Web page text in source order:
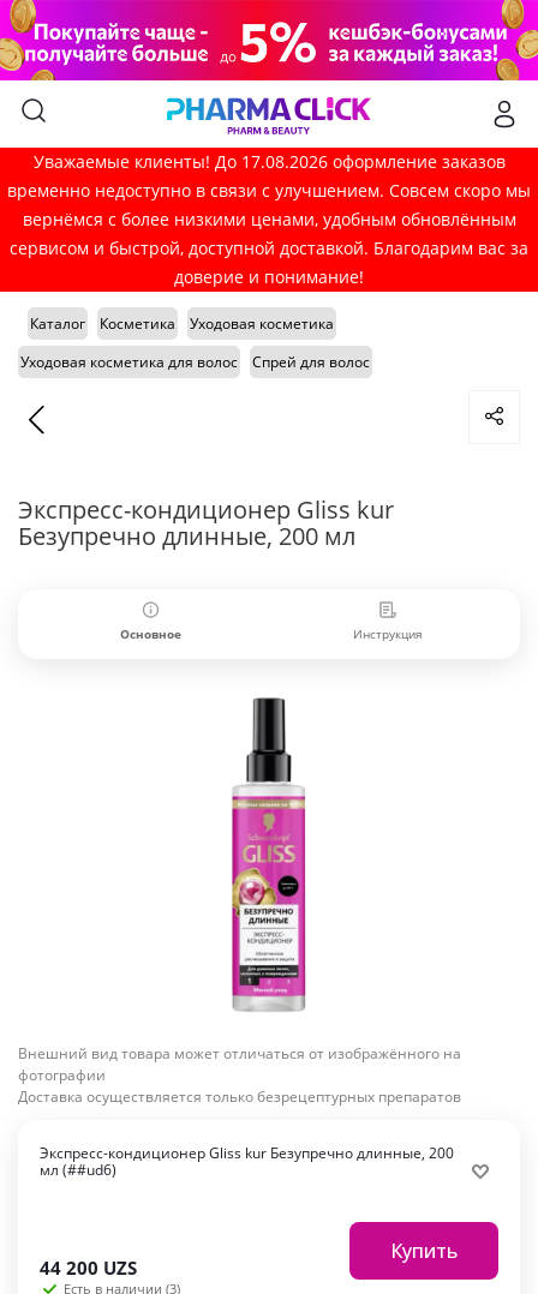
Уважаемые клиенты! До 17.08.2026 оформление заказов
временно недоступно в связи с улучшением. Совсем скоро мы
вернёмся с более низкими ценами, удобным обновлённым
сервисом и быстрой, доступной доставкой. Благодарим вас за
доверие и понимание!
Каталог Косметика
Уходовая косметика
Уходовая косметика для волос
Спрей для волос
Экспресс-кондиционер Gliss kur
Безупречно длинные, 200 мл
Основное Инструкция
Внешний вид товара может отличаться от изображённого на
фотографии
Доставка осуществляется только безрецептурных препаратов
Экспресс-кондиционер Gliss kur Безупречно длинные, 200
мл (##ud6)
44 200 UZS
Есть в наличии (3)
Купить